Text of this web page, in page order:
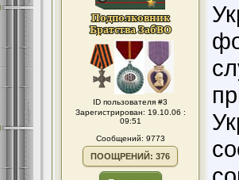
ID пользователя #3
Зарегистрирован: 19.10.06 :
09:51
Сообщений: 9773
ПООЩРЕНИЙ: 376